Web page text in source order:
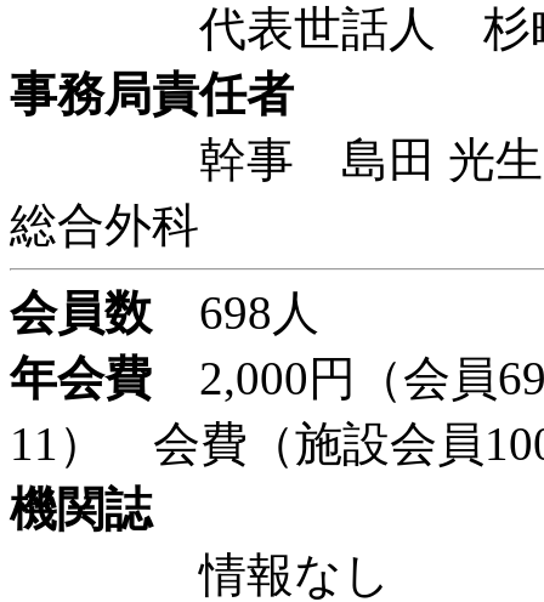
代表世話人 杉町
事務局責任者
幹事 島田 光生 九
総合外科
会員数 698人
年会費 2,000円（会員
11） 会費（施設会員
機関誌
情報なし